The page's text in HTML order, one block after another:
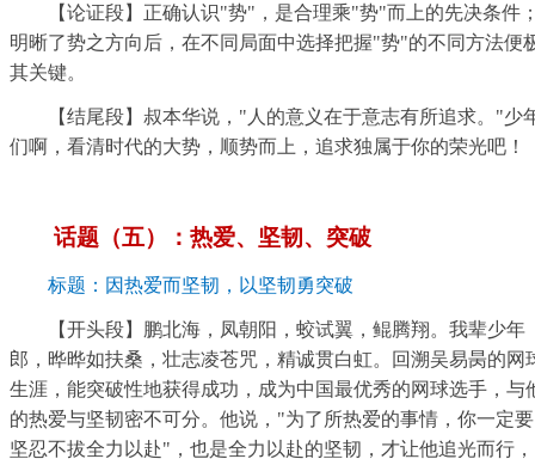
【论证段】正确认识"势"，是合理乘"势"而上的先决条件
明晰了势之方向后，在不同局面中选择把握"势"的不同方法便
其关键。
【结尾段】叔本华说，"人的意义在于意志有所追求。"少
们啊，看清时代的大势，顺势而上，追求独属于你的荣光吧！
话题（五）：热爱、坚韧、突破
标题：因热爱而坚韧，以坚韧勇突破
【开头段】鹏北海，凤朝阳，蛟试翼，鲲腾翔。我辈少年
郎，晔晔如扶桑，壮志凌苍咒，精诚贯白虹。回溯吴易昺的网
生涯，能突破性地获得成功，成为中国最优秀的网球选手，与
的热爱与坚韧密不可分。他说，"为了所热爱的事情，你一定要
坚忍不拔全力以赴"，也是全力以赴的坚韧，才让他追光而行，